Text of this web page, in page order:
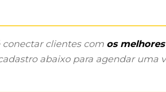
conectar clientes com os
abaixo para agendar uma